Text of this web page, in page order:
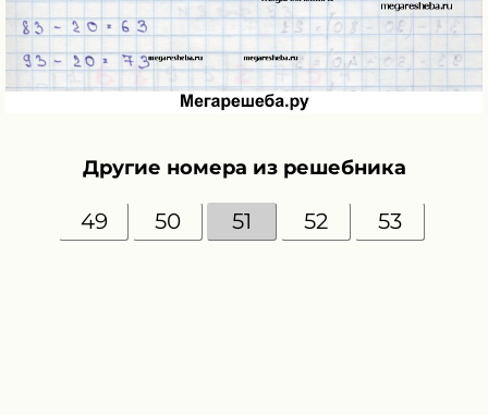
Другие номера из решебника
49 50 51 52 53